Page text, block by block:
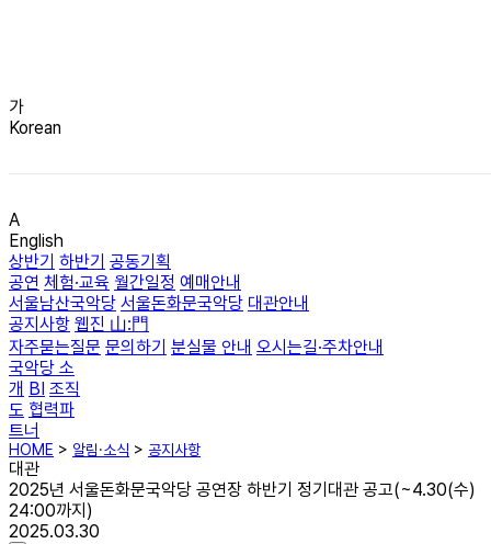
가
Korean
A
English
상반기 하반기 공동기획
공연 체험·교육 월간일정 예매안내
서울남산국악당 서울돈화문국악당 대관안내
공지사항 웹진 山:門
자주묻는질문 문의하기 분실물 안내 오시는길·주차안내
국악당 소
개 BI 조직
도 협력파
트너
HOME > 알림·소식 > 공지사항
대관
2025년 서울돈화문국악당 공연장 하반기 정기대관 공고(~4.30(수)
24:00까지)
2025.03.30